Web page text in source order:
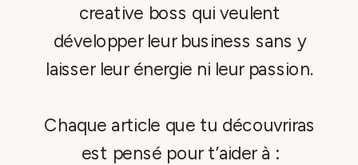
creative boss qui veulent
développer leur business sans y
laisser leur énergie ni leur passion.
Chaque article que tu découvriras
est pensé pour t’aider à :